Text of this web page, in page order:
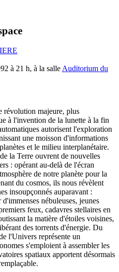
à 21 h, à la salle Auditorium du
révolution majeure, plus
à l'invention de la lunette à la fin
autorisent l'exploration
une moisson d'informations
et le milieu interplanétaire.
la Terre ouvrent de nouvelles
: opérant au-delà de l'écran
de notre planète pour la
du cosmos, ils nous révèlent
insoupçonnés auparavant :
nébuleuses, jeunes
feux, cadavres stellaires en
la matière d'étoiles voisines,
des torrents d'énergie. Du
l'Univers représente un
s'emploient à assembler les
spatiaux apportent désormais